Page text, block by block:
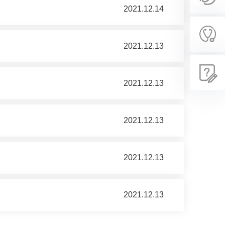
2021.12.14
2021.12.13
2021.12.13
2021.12.13
2021.12.13
2021.12.13